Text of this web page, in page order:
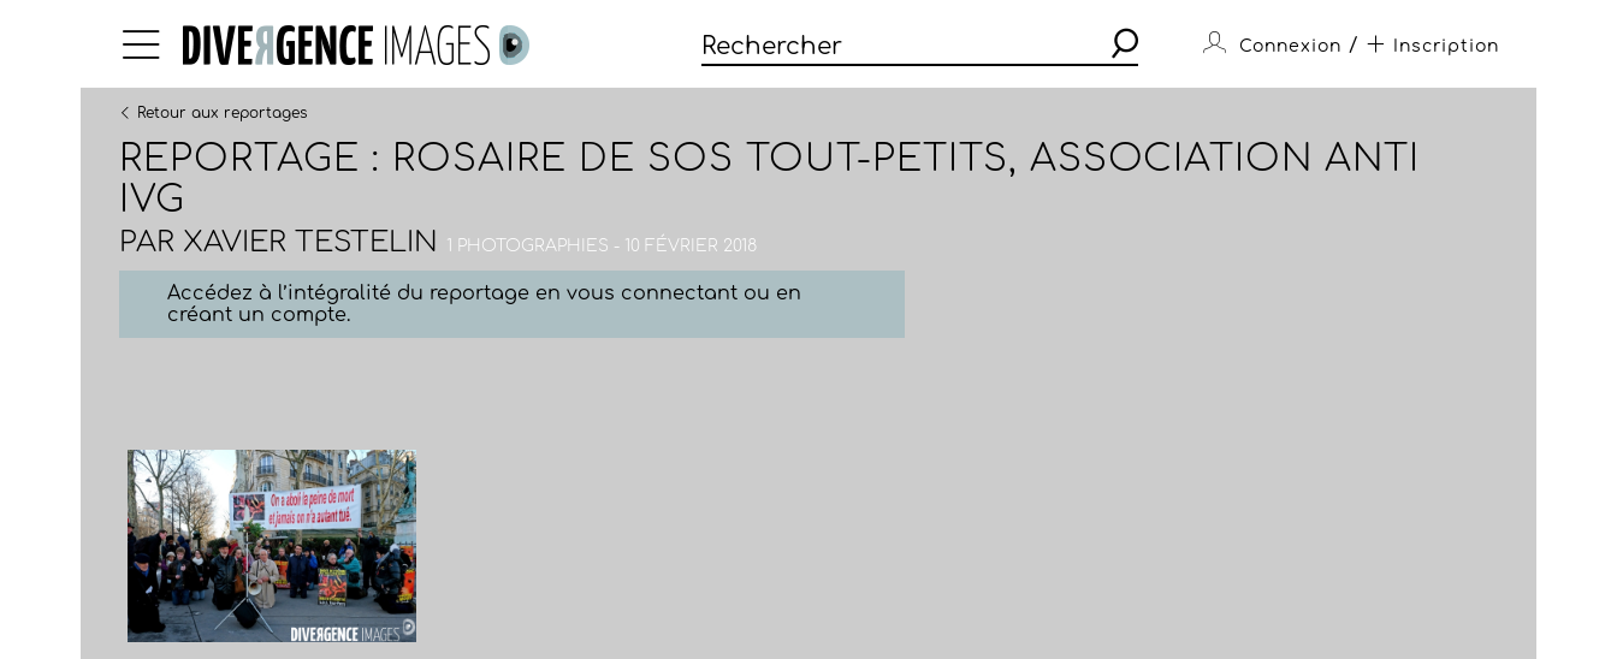
Connexion / Inscription
Retour aux reportages
REPORTAGE : ROSAIRE DE SOS TOUT-PETITS, ASSOCIATION ANTI
IVG
PAR XAVIER TESTELIN 1 PHOTOGRAPHIES - 10 FÉVRIER 2018
Accédez à l’intégralité du reportage en vous connectant ou en
créant un compte.